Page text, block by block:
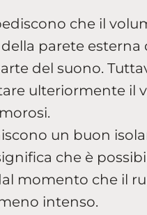
che il
parete
del suono.
ulteriormente il
un buon
che è
momento che il
intenso.